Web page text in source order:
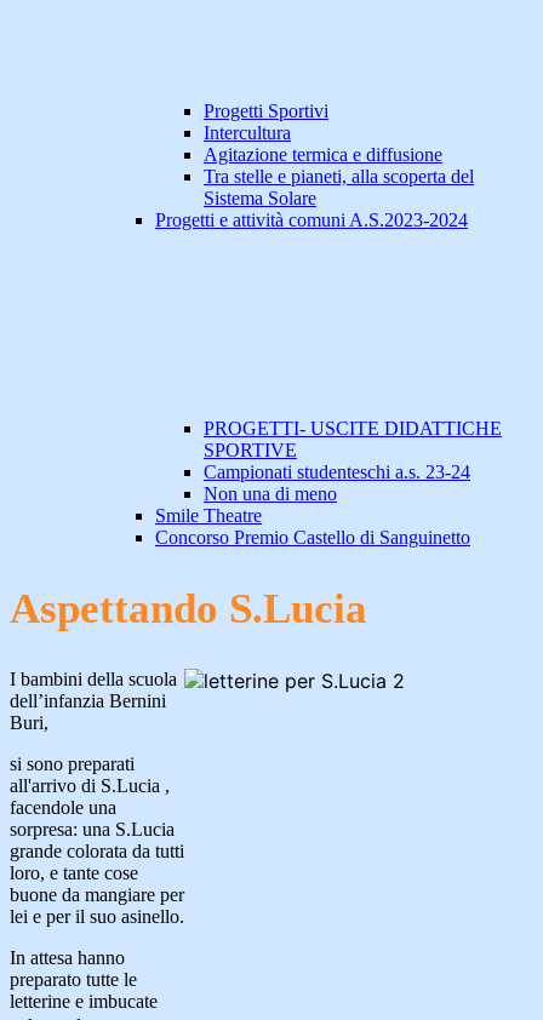
Progetti Sportivi
Intercultura
Agitazione termica e diffusione
Tra stelle e pianeti, alla scoperta del
Sistema Solare
Progetti e attività comuni A.S.2023-2024
PROGETTI- USCITE DIDATTICHE
SPORTIVE
Campionati studenteschi a.s. 23-24
Non una di meno
Smile Theatre
Concorso Premio Castello di Sanguinetto
Aspettando S.Lucia
I bambini della scuola
dell’infanzia Bernini
Buri,
si sono preparati
all'arrivo di S.Lucia ,
facendole una
sorpresa: una S.Lucia
grande colorata da tutti
loro, e tante cose
buone da mangiare per
lei e per il suo asinello.
In attesa hanno
preparato tutte le
letterine e imbucate